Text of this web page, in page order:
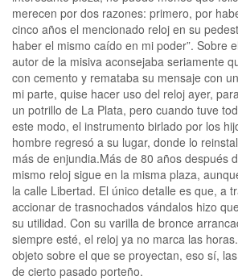
merecen por dos razones: primero, por
cinco años el mencionado reloj en su
haber el mismo caído en mi poder”. Sobre
autor de la misiva aconsejaba seriamente
con cemento y remataba su mensaje con
mi parte, quise hacer uso del reloj ayer,
un potrillo de La Plata, pero cuando tuve
este modo, el instrumento birlado por los
hombre regresó a su lugar, donde lo
más de enjundia.Más de 80 años después
mismo reloj sigue en la misma plaza,
la calle Libertad. El único detalle es que, a
accionar de trasnochados vándalos hizo
su utilidad. Con su varilla de bronce
siempre esté, el reloj ya no marca las
objeto sobre el que se proyectan, eso sí,
de cierto pasado porteño.